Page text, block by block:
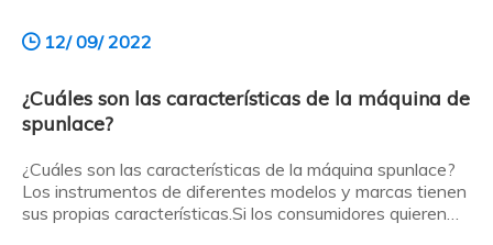
12/ 09/ 2022
¿Cuáles son las características de la máquina de
spunlace?
¿Cuáles son las características de la máquina spunlace?
Los instrumentos de diferentes modelos y marcas tienen
sus propias características.Si los consumidores quieren